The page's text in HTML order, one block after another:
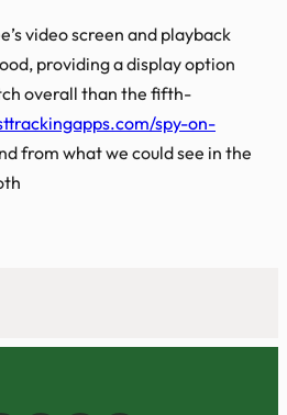
video screen and playback
providing a display option
overall than the fifth-
spy-on-
from what we could see in the